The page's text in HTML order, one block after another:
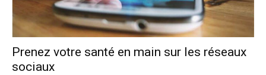
Prenez votre santé en main sur les réseaux
sociaux